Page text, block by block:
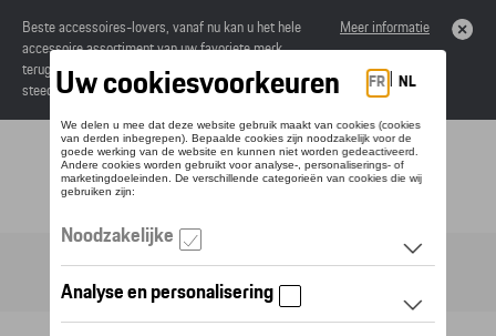
Beste accessoires-lovers, vanaf nu kan u het hele
accessoire assortiment van uw favoriete merk
terugvinden in de online catalogus. Deze kunnen
steeds besteld worden via uw dealer.
Meer informatie
Toggle navigation